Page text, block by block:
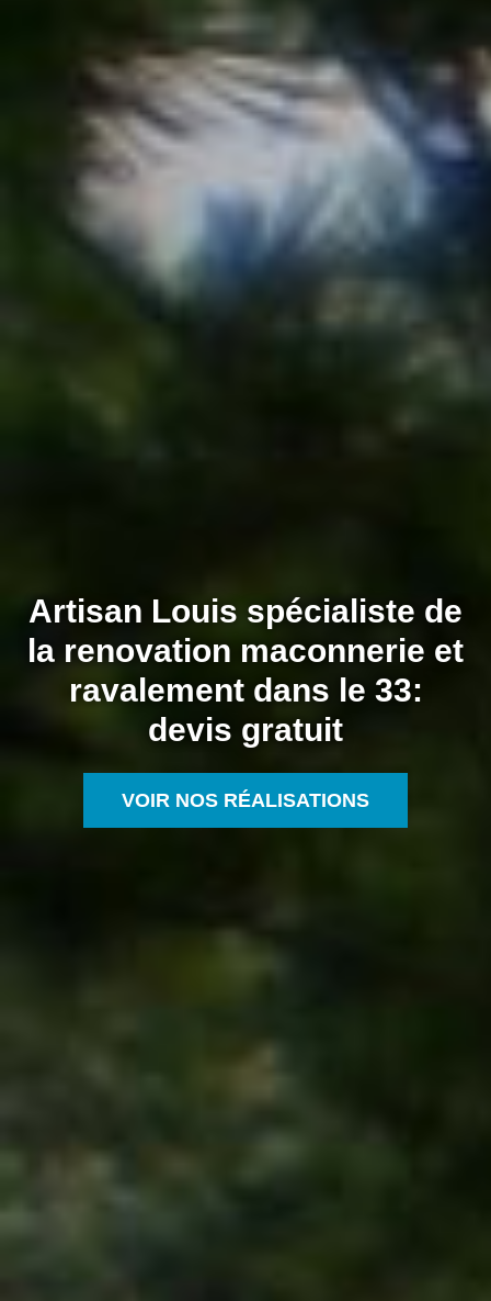
Artisan Louis spécialiste de
la renovation maconnerie et
ravalement dans le 33:
devis gratuit
VOIR NOS RÉALISATIONS